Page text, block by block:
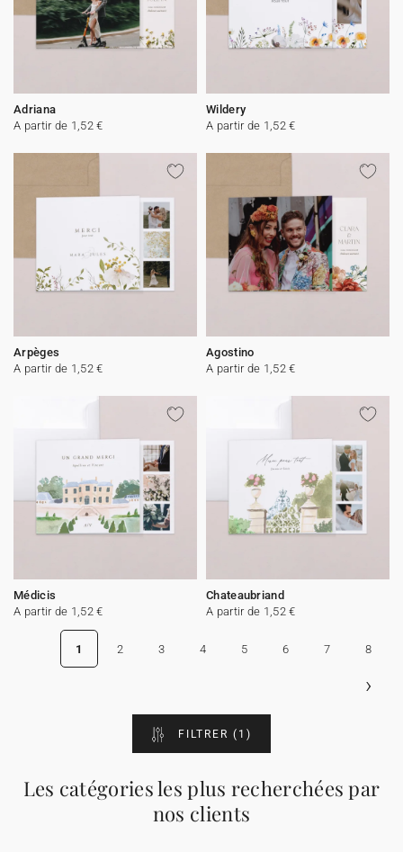
Adriana
A partir de 1,52 €
Wildery
A partir de 1,52 €
Arpèges
A partir de 1,52 €
Agostino
A partir de 1,52 €
Médicis
A partir de 1,52 €
Chateaubriand
A partir de 1,52 €
1 2 3 4 5 6 7 8
›
FILTRER (1)
Les catégories les plus recherchées par
nos clients